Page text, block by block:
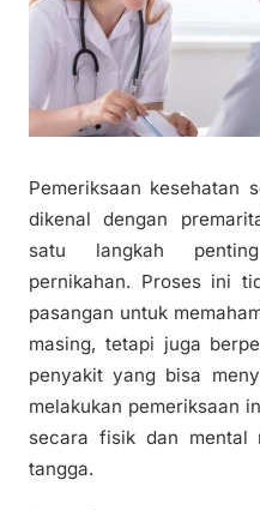
Pemeriksaan kesehatan
dikenal dengan
satu langkah
pernikahan. Proses ini
pasangan untuk
masing, tetapi juga
penyakit yang bisa
melakukan pemeriksaan
secara fisik dan mental
tangga.